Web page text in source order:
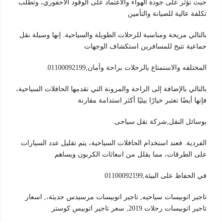
حيث تؤثر على جودة الهواء والاعتماد على الوقود الأحفوري، وتطلب
تكلفة عالية للصيانة والتأمين
بالتالي مريحة ومناسبة للرحلات الطويلة والسياحية. إنها وسيلة نقل
جماعية تتيح للمسافرين استكشاف الوجهات
المختلفه والاستمتاع بالرحلات براحة وأمان,01100092199.
بالتالي بالإضافة إلى الراحة والمرونة التي تقدمها الحافلات السياحية،
فإنها أيضًا تعتبر خيارًا بيئيًا أكثر استدامة مقارنة
بوسائل النقل,شركة نقل سياحى.
الفردية. فعند استخدام الحافلات السياحية، يتم تقليل عدد السيارات
على الطرقات، مما يقلل من انبعاثات الكربون ويساهم
في الحفاظ على البيئة,01100092199
تاجير اتوبيسات سياحيه, تاجير اتوبيسات مرسيدس حديثة،, اسعار
تاجير اتوبيسات رحلات 2019, سعر تاجير اتوبيس كوستر